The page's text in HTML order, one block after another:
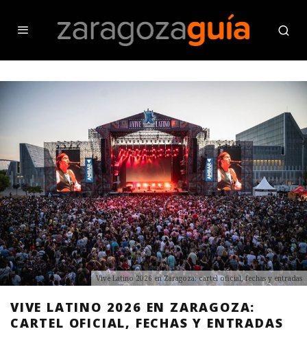
Vive Latino 2026 en Zaragoza: cartel oficial, fechas y entradas
VIVE LATINO 2026 EN ZARAGOZA:
CARTEL OFICIAL, FECHAS Y ENTRADAS